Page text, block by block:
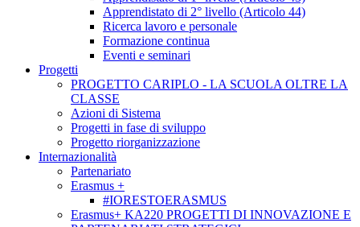
Apprendistato di 2° livello (Articolo 44)
Ricerca lavoro e personale
Formazione continua
Eventi e seminari
Progetti
PROGETTO CARIPLO - LA SCUOLA OLTRE LA
CLASSE
Azioni di Sistema
Progetti in fase di sviluppo
Progetto riorganizzazione
Internazionalità
Partenariato
Erasmus +
#IORESTOERASMUS
Erasmus+ KA220 PROGETTI DI INNOVAZIONE E